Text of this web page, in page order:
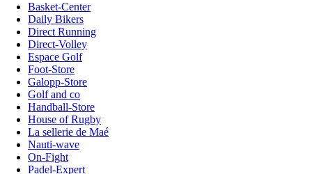
Basket-Center
Daily Bikers
Direct Running
Direct-Volley
Espace Golf
Foot-Store
Galopp-Store
Golf and co
Handball-Store
House of Rugby
La sellerie de Maé
Nauti-wave
On-Fight
Padel-Expert